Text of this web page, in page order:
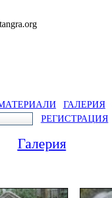
ГАЛЕРИЯ
РЕГИСТРАЦИЯ
Галерия